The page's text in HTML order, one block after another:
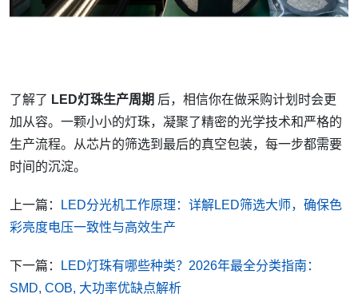
了解了 LED灯珠生产周期 后，相信你在做采购计划时会更
加从容。一颗小小的灯珠，凝聚了精密的光学技术和严格的
生产流程。从芯片的筛选到最后的真空包装，每一步都需要
时间的沉淀。
上一篇：
LED分光机工作原理：详解LED筛选大师，确保色
彩亮度电压一致性与高效生产
下一篇：
LED灯珠有哪些种类？2026年最全分类指南：
SMD, COB, 大功率优缺点解析